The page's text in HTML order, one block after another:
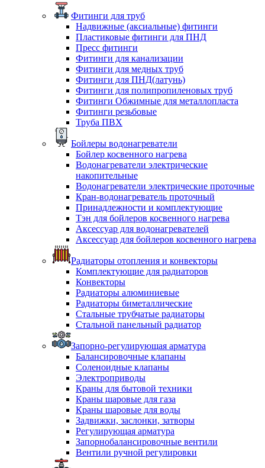
Фитинги для труб
Надвижные (аксиальные) фитинги
Пластиковые фитинги для ПНД
Пресс фитинги
Фитинги для канализации
Фитинги для медных труб
Фитинги для ПНД(латунь)
Фитинги для полипропиленовых труб
Фитинги Обжимные для металлопласта
Фитинги резьбовые
Труба ПВХ
Бойлеры водонагреватели
Бойлер косвенного нагрева
Водонагреватели электрические
накопительные
Водонагреватели электрические проточные
Кран-водонагреватель проточный
Принадлежности и комплектующие
Тэн для бойлеров косвенного нагрева
Аксессуар для водонагревателей
Аксессуар для бойлеров косвенного нагрева
Радиаторы отопления и конвекторы
Комплектующие для радиаторов
Конвекторы
Радиаторы алюминиевые
Радиаторы биметаллические
Стальные трубчатые радиаторы
Стальной панельный радиатор
Запорно-регулирующая арматура
Балансировочные клапаны
Соленоидные клапаны
Электроприводы
Краны для бытовой техники
Краны шаровые для газа
Краны шаровые для воды
Задвижки, заслонки, затворы
Регулирующая арматура
Запорнобалансировочные вентили
Вентили ручной регулировки